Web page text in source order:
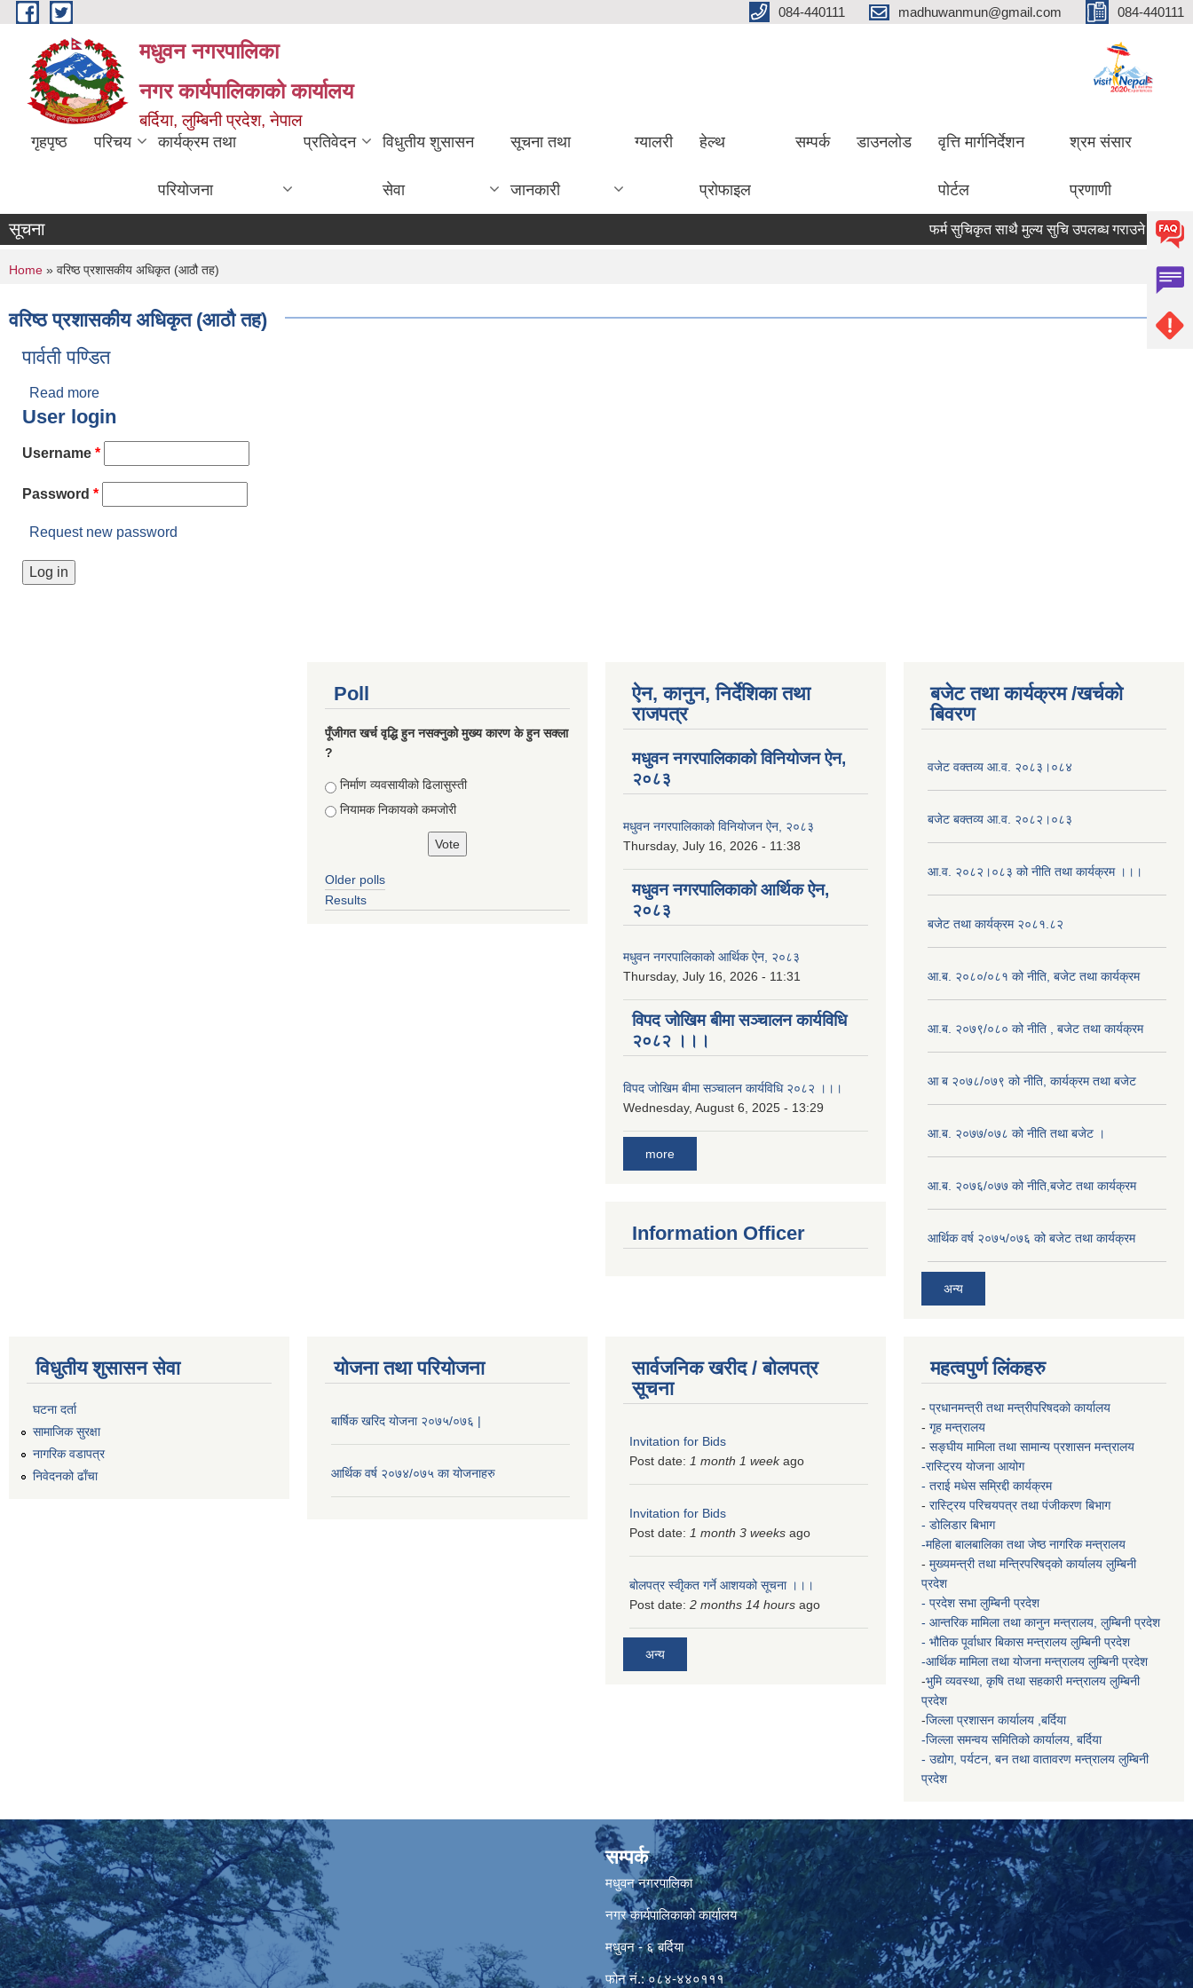
Skip to main content 084-440111 madhuwanmun@gmail.com 084-440111
मधुवन नगरपालिका
नगर कार्यपालिकाको कार्यालय
बर्दिया, लुम्बिनी प्रदेश, नेपाल
गृहपृष्ठ परिचय कार्यक्रम तथा
परियोजना
प्रतिवेदन विधुतीय शुसासन
सेवा
सूचना तथा
जानकारी
ग्यालरी हेल्थ
प्रोफाइल
सम्पर्क डाउनलोड वृत्ति मार्गनिर्देशन
पोर्टल
श्रम संसार
प्रणाणी
सूचना फर्म सुचिकृत साथै मुल्य सुचि उपलब्ध गराउने सम्बन्धमा
You are here
Home » वरिष्ठ प्रशासकीय अधिकृत (आठौ तह)
वरिष्ठ प्रशासकीय अधिकृत (आठौ तह)
पार्वती पण्डित
Read more
User login
Username *
Password *
Request new password
Poll
पूँजीगत खर्च वृद्धि हुन नसक्नुको मुख्य कारण के हुन सक्ला
?
Choices
निर्माण व्यवसायीको ढिलासुस्ती
नियामक निकायको कमजोरी
Older polls
Results
ऐन, कानुन, निर्देशिका तथा
राजपत्र
मधुवन नगरपालिकाको विनियोजन ऐन,
२०८३
मधुवन नगरपालिकाको विनियोजन ऐन, २०८३
Thursday, July 16, 2026 - 11:38
मधुवन नगरपालिकाको आर्थिक ऐन,
२०८३
मधुवन नगरपालिकाको आर्थिक ऐन, २०८३
Thursday, July 16, 2026 - 11:31
विपद जोखिम बीमा सञ्चालन कार्यविधि
२०८२ ।।।
विपद जोखिम बीमा सञ्चालन कार्यविधि २०८२ ।।।
Wednesday, August 6, 2025 - 13:29
more
Information Officer
बजेट तथा कार्यक्रम /खर्चको
बिवरण
वजेट वक्तव्य आ.व. २०८३।०८४
बजेट बक्तव्य आ.व. २०८२।०८३
आ.व. २०८२।०८३ को नीति तथा कार्यक्रम ।।।
बजेट तथा कार्यक्रम २०८१.८२
आ.ब. २०८०/०८१ को नीति, बजेट तथा कार्यक्रम
आ.ब. २०७९/०८० को नीति , बजेट तथा कार्यक्रम
आ ब २०७८/०७९ को नीति, कार्यक्रम तथा बजेट
आ.ब. २०७७/०७८ को नीति तथा बजेट ।
आ.ब. २०७६/०७७ को नीति,बजेट तथा कार्यक्रम
आर्थिक वर्ष २०७५/०७६ को बजेट तथा कार्यक्रम
अन्य
विधुतीय शुसासन सेवा
घटना दर्ता
सामाजिक सुरक्षा
नागरिक वडापत्र
निवेदनको ढाँचा
योजना तथा परियोजना
बार्षिक खरिद योजना २०७५/०७६ |
आर्थिक वर्ष २०७४/०७५ का योजनाहरु
सार्वजनिक खरीद / बोलपत्र
सूचना
Invitation for Bids
Post date: 1 month 1 weekago
Invitation for Bids
Post date: 1 month 3 weeks ago
बोलपत्र स्वीृकत गर्ने आशयको सूचना ।।।
Post date: 2 months 14 hours ago
अन्य
महत्वपुर्ण लिंकहरु
- प्रधानमन्त्री तथा मन्त्रीपरिषदको कार्यालय
- गृह मन्त्रालय
- सङ्घीय मामिला तथा सामान्य प्रशासन मन्त्रालय
-रास्ट्रिय योजना आयोग
- तराई मधेस सम्रिद्दी कार्यक्रम
- रास्ट्रिय परिचयपत्र तथा पंजीकरण बिभाग
- डोलिडार बिभाग
-महिला बालबालिका तथा जेष्ठ नागरिक मन्त्रालय
- मुख्यमन्त्री तथा मन्त्रिपरिषद्को कार्यालय लुम्बिनी
प्रदेश
- प्रदेश सभा लुम्बिनी प्रदेश
- आन्तरिक मामिला तथा कानुन मन्त्रालय, लुम्बिनी प्रदेश
- भौतिक पूर्वाधार बिकास मन्त्रालय लुम्बिनी प्रदेश
-आर्थिक मामिला तथा योजना मन्त्रालय लुम्बिनी प्रदेश
-भुमि व्यवस्था, कृषि तथा सहकारी मन्त्रालय लुम्बिनी
प्रदेश
-जिल्ला प्रशासन कार्यालय ,बर्दिया
-जिल्ला समन्वय समितिको कार्यालय, बर्दिया
- उद्योग, पर्यटन, बन तथा वातावरण मन्त्रालय लुम्बिनी
प्रदेश
सम्पर्क
मधुवन नगरपालिका
नगर कार्यपालिकाको कार्यालय
मधुवन - ६ बर्दिया
फोन नं.: ०८४-४४०१११